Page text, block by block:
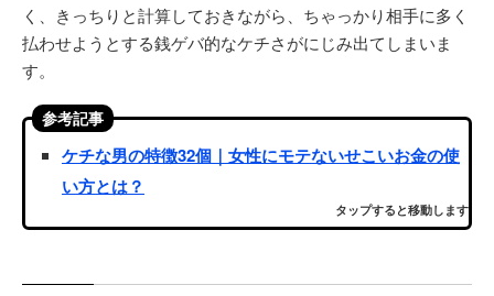
く、きっちりと計算しておきながら、ちゃっかり相手に多く
払わせようとする銭ゲバ的なケチさがにじみ出てしまいま
す。
参考記事
ケチな男の特徴32個｜女性にモテないせこいお金の使
い方とは？
タップすると移動します